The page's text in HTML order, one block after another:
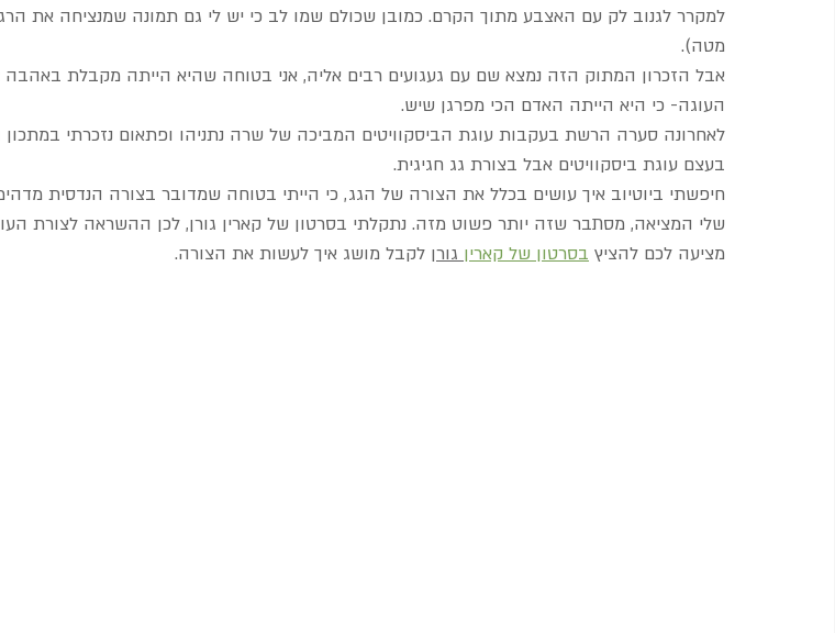
למקרר לגנוב לק עם האצבע מתוך הקרם. כמובן שכולם שמו לב כי יש לי גם תמונה שמנציחה את
מטה).
אבל הזכרון המתוק הזה נמצא שם עם געגועים רבים אליה, אני בטוחה שהיא הייתה מקבלת באהבה
העוגה- כי היא הייתה האדם הכי מפרגן שיש.
לאחרונה סערה הרשת בעקבות עוגת הביסקוויטים המביכה של שרה נתניהו ופתאום נזכרתי
בעצם עוגת ביסקוויטים אבל בצורת גג חגיגית.
חיפשתי ביוטיוב איך עושים בכלל את הצורה של הגג, כי הייתי בטוחה שמדובר בצורה הנדסית
שלי המציאה, מסתבר שזה יותר פשוט מזה. נתקלתי בסרטון של קארין גורן, לכן ההשראה לצורת
מציעה לכם להציץ בסרטון של קארין גורן לקבל מושג איך לעשות את הצורה.